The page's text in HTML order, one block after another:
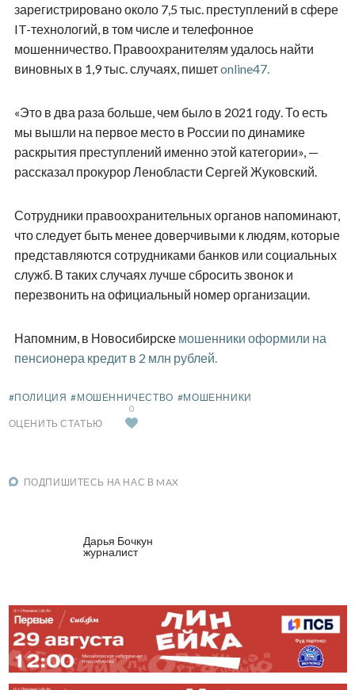
зарегистрировано около 7,5 тыс. преступлений в сфере
IT-технологий, в том числе и телефонное
мошенничество. Правоохранителям удалось найти
виновных в 1,9 тыс. случаях, пишетonline47.
«Это в два раза больше, чем было в 2021 году. То есть
мы вышли на первое место в России по динамике
раскрытия преступлений именно этой категории», —
рассказал прокурор Ленобласти Сергей Жуковский.
Сотрудники правоохранительных органов напоминают,
что следует быть менее доверчивыми к людям, которые
представляются сотрудниками банков или социальных
служб. В таких случаях лучше сбросить звонок и
перезвонить на официальный номер организации.
Напомним, в Новосибирскемошенники оформили на
пенсионера кредит в 2 млн рублей.
#ПОЛИЦИЯ #МОШЕННИЧЕСТВО #МОШЕННИКИ
ОЦЕНИТЬ СТАТЬЮ
0
ПОДПИШИТЕСЬ НА НАС В MAX
Дарья Бочкун
журналист